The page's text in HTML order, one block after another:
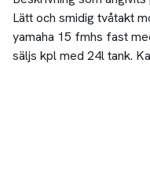
Lätt och smidig tvåtakt
yamaha 15 fmhs fast
säljs kpl med 24l tank.